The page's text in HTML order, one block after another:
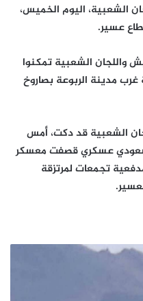
الشعبية، اليوم الخميس،
عسير.
واللجان الشعبية تمكنوا
مدينة الربوعة بصاروخ
الشعبية قد دكت، أمس
عسكري قصفت معسكر
تجمعات لمرتزقة